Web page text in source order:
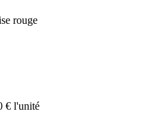
€ l'unité